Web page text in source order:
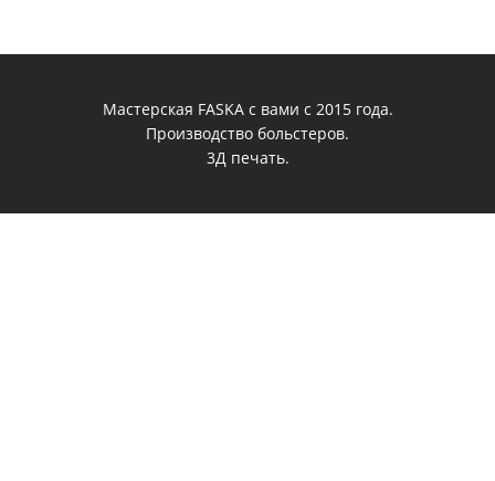
Мастерская FASKA с вами с 2015 года.
Производство больстеров.
3Д печать.